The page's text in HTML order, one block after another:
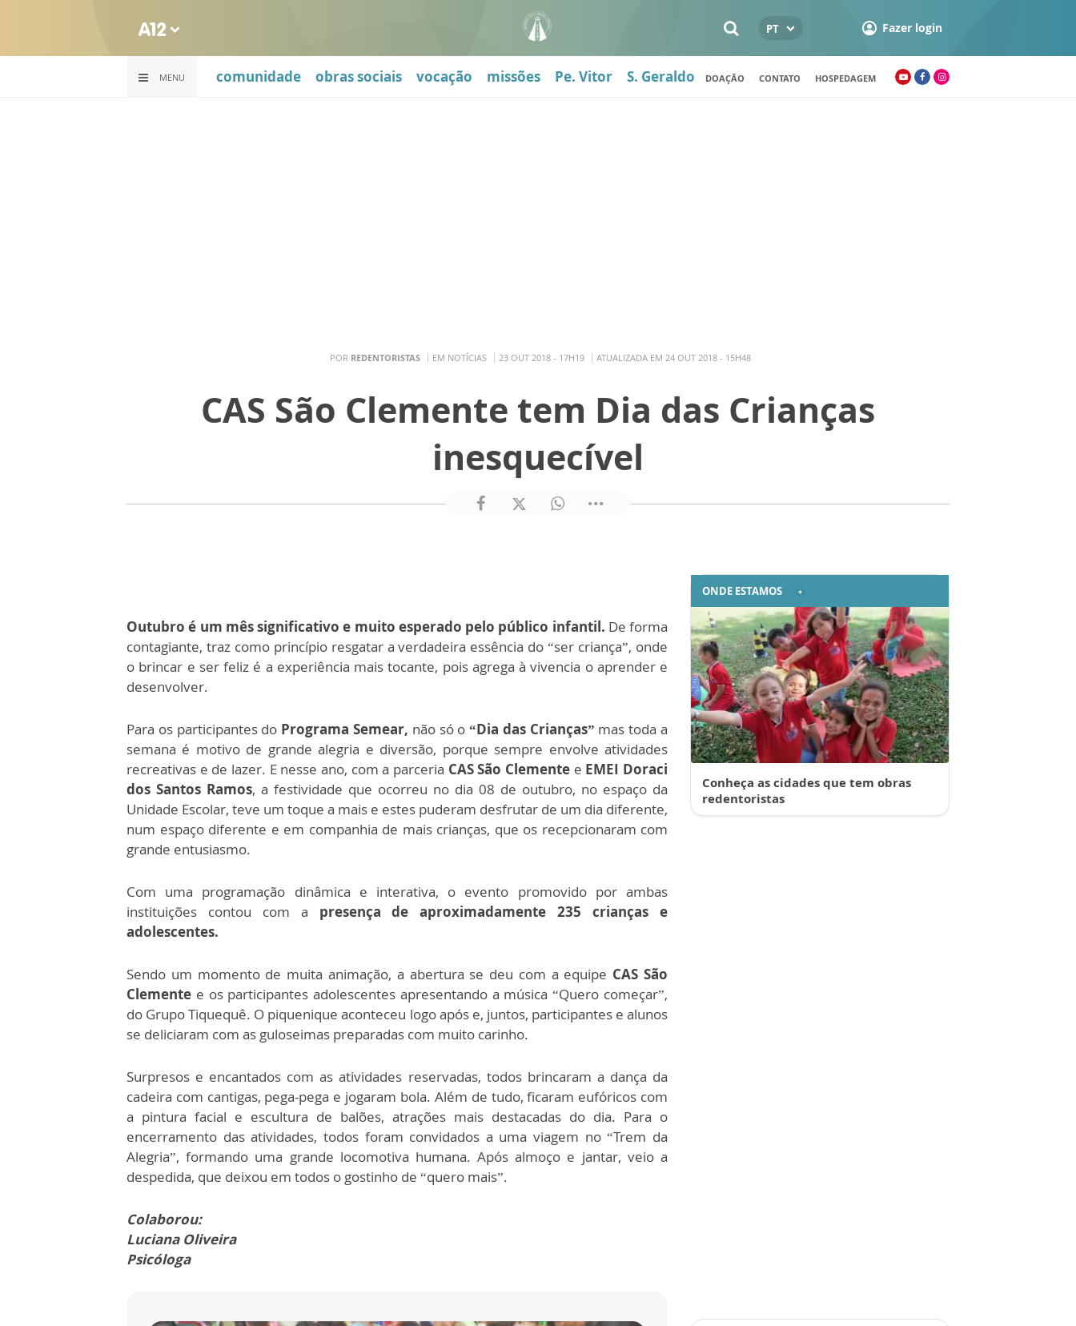
PT Fazer login
MENU comunidade obras sociais vocação missões Pe. Vitor S. Geraldo DOAÇÃO CONTATO HOSPEDAGEM
POR REDENTORISTAS EM NOTÍCIAS 23 OUT 2018 - 17H19 ATUALIZADA EM 24 OUT 2018 - 15H48
CAS São Clemente tem Dia das Crianças
inesquecível
Outubro é um mês significativo e muito esperado pelo público infantil. De forma
contagiante, traz como princípio resgatar a verdadeira essência do “ser criança”, onde
o brincar e ser feliz é a experiência mais tocante, pois agrega à vivencia o aprender e
desenvolver.
Para os participantes do Programa Semear, não só o“Dia das Crianças” mas toda a
semana é motivo de grande alegria e diversão, porque sempre envolve atividades
recreativas e de lazer. E nesse ano, com a parceria CAS São Clemente e EMEI Doraci
dos Santos Ramos, a festividade que ocorreu no dia 08 de outubro, no espaço da
Unidade Escolar, teve um toque a mais e estes puderam desfrutar de um dia diferente,
num espaço diferente e em companhia de mais crianças, que os recepcionaram com
grande entusiasmo.
Com uma programação dinâmica e interativa, o evento promovido por ambas
instituições contou com a presença de aproximadamente 235 crianças e
adolescentes.
Sendo um momento de muita animação, a abertura se deu com a equipe CAS São
Clemente e os participantes adolescentes apresentando a música “Quero começar”,
do Grupo Tiquequê. O piquenique aconteceu logo após e, juntos, participantes e alunos
se deliciaram com as guloseimas preparadas com muito carinho.
Surpresos e encantados com as atividades reservadas, todos brincaram a dança da
cadeira com cantigas, pega-pega e jogaram bola. Além de tudo, ficaram eufóricos com
a pintura facial e escultura de balões, atrações mais destacadas do dia. Para o
encerramento das atividades, todos foram convidados a uma viagem no “Trem da
Alegria”, formando uma grande locomotiva humana. Após almoço e jantar, veio a
despedida, que deixou em todos o gostinho de “quero mais”.
Colaborou:
Luciana Oliveira
Psicóloga
ONDE ESTAMOS
Conheça as cidades que tem obras
redentoristas